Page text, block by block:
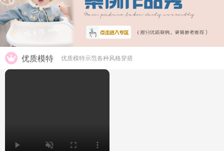
优质模特 优质模特示范各种风格穿搭